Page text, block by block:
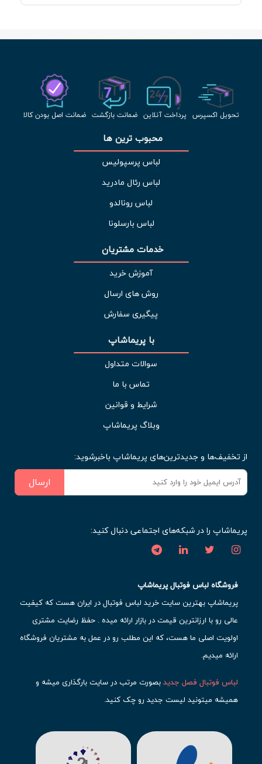
تحویل اکسپرس پرداخت آنلاین ضمانت بازگشت ضمانت اصل بودن کالا
محبوب ترین ها
لباس پرسپولیس
لباس رئال مادرید
لباس رونالدو
لباس بارسلونا
خدمات مشتریان
آموزش خرید
روش های ارسال
پیگیری سفارش
با پریماشاپ
سوالات متداول
تماس با ما
شرایط و قوانین
وبلاگ پریماشاپ
از تخفیف‌ها و جدیدترین‌های پریماشاپ باخبرشوید:
ارسال
پریماشاپ را در شبکه‌های اجتماعی دنبال کنید:
فروشگاه لباس فوتبال پریماشاپ
پریماشاپ بهترین سایت خرید لباس فوتبال در ایران هست که کیفیت
عالی رو با ارزانترین قیمت در بازار ارائه میده . حفظ رضایت مشتری
اولویت اصلی ما هست، که این مطلب رو در عمل به مشتریان فروشگاه
ارائه میدیم.
لباس فوتبال فصل جدیدبصورت مرتب در سایت بارگذاری میشه و
همیشه میتونید لیست جدید رو چک کنید.
حتما مشاهده کنید که قطعا برای تیم های مطرح دنیای فوتبال، تعداد